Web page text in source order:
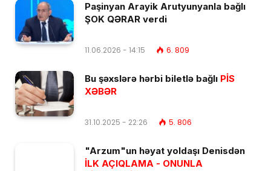
Paşinyan Arayik Arutyunyanla bağlı
ŞOK QƏRAR verdi
11.06.2026 - 14:15 6. 809
Bu şəxslərə hərbi biletlə bağlı PİS
XƏBƏR
31.10.2025 - 22:26 5. 806
"Arzum"un həyat yoldaşı Denisdən
İLK AÇIQLAMA - ONUNLA